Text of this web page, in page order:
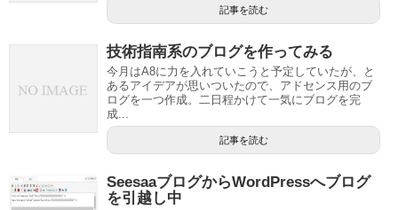
記事を読む
技術指南系のブログを作ってみる
今月はA8に力を入れていこうと予定していたが、と
あるアイデアが思いついたので、アドセンス用のブ
ログを一つ作成。二日程かけて一気にブログを完
成...
記事を読む
SeesaaブログからWordPressへブログ
を引越し中